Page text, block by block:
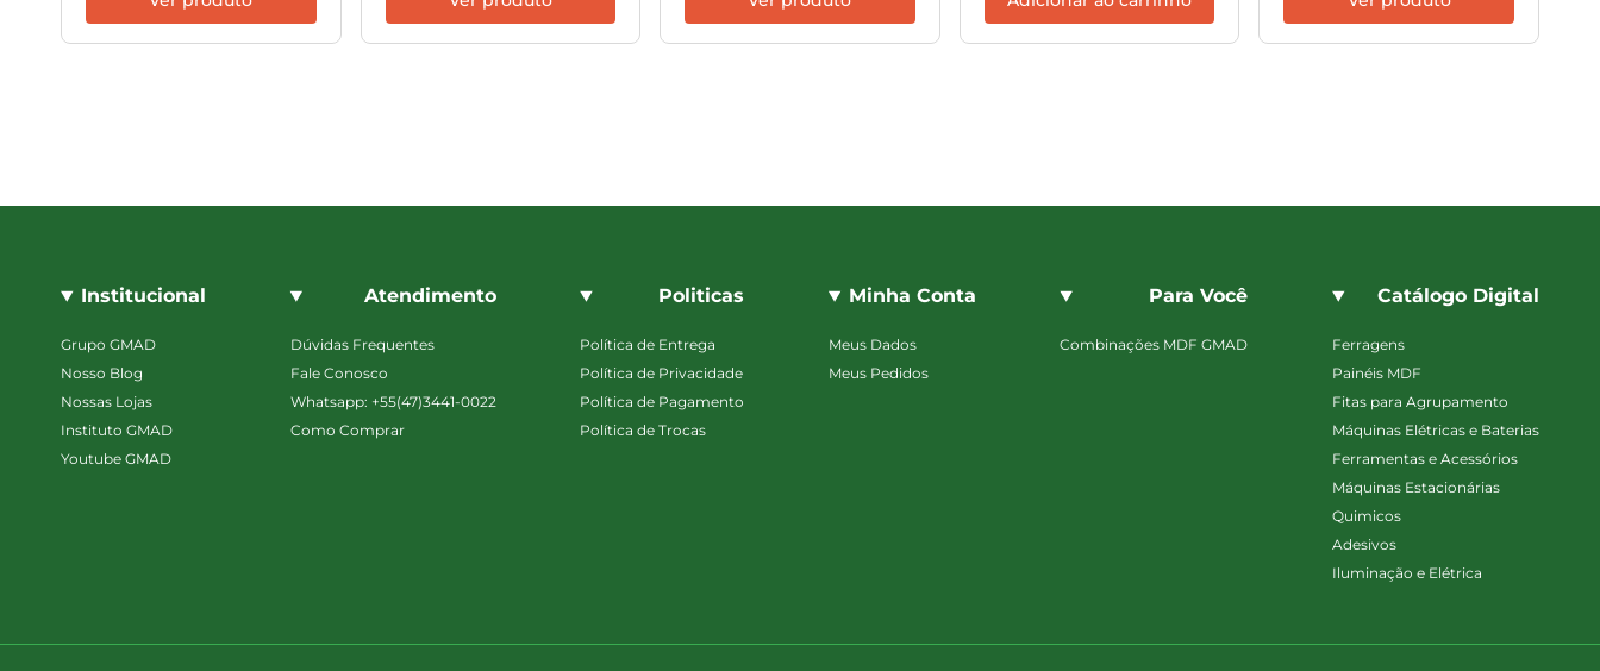
Institucional
Grupo GMAD
Nosso Blog
Nossas Lojas
Instituto GMAD
Youtube GMAD
Atendimento
Dúvidas Frequentes
Fale Conosco
Whatsapp: +55(47)3441-0022
Como Comprar
Politicas
Política de Entrega
Política de Privacidade
Política de Pagamento
Política de Trocas
Minha Conta
Meus Dados
Meus Pedidos
Para Você
Combinações MDF GMAD
Catálogo Digital
Ferragens
Painéis MDF
Fitas para Agrupamento
Máquinas Elétricas e Baterias
Ferramentas e Acessórios
Máquinas Estacionárias
Quimicos
Adesivos
Iluminação e Elétrica